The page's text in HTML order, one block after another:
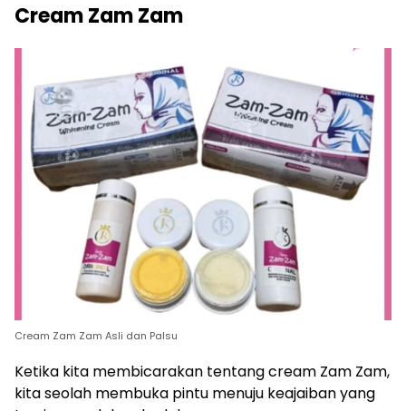
Cream Zam Zam
Cream Zam Zam Asli dan Palsu
Ketika kita membicarakan tentang cream Zam Zam,
kita seolah membuka pintu menuju keajaiban yang